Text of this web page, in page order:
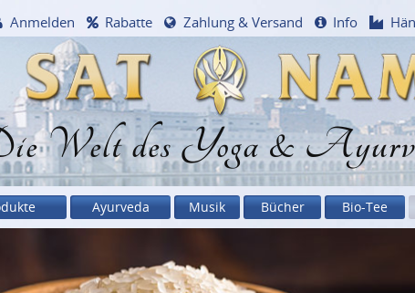
Welt des Yoga &
Anmelden Rabatte Zahlung & Versand Info
Ayurveda Musik Bücher Bio-Tee